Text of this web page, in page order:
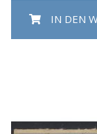
IN DEN